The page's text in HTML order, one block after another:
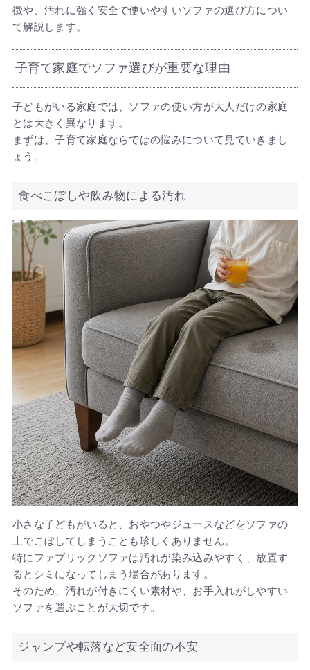
徴や、汚れに強く安全で使いやすいソファの選び方につい
て解説します。
子育て家庭でソファ選びが重要な理由
子どもがいる家庭では、ソファの使い方が大人だけの家庭
とは大きく異なります。
まずは、子育て家庭ならではの悩みについて見ていきまし
ょう。
食べこぼしや飲み物による汚れ
小さな子どもがいると、おやつやジュースなどをソファの
上でこぼしてしまうことも珍しくありません。
特にファブリックソファは汚れが染み込みやすく、放置す
るとシミになってしまう場合があります。
そのため、汚れが付きにくい素材や、お手入れがしやすい
ソファを選ぶことが大切です。
ジャンプや転落など安全面の不安